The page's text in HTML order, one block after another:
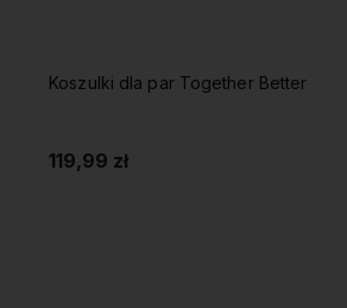
Koszulki dla par Together Better
119,99 zł